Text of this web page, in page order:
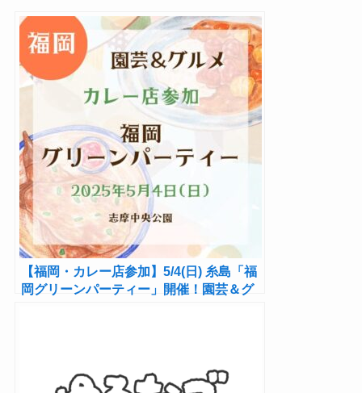
【福岡・カレー店参加】5/4(日) 糸島「福
岡グリーンパーティー」開催！園芸＆グ